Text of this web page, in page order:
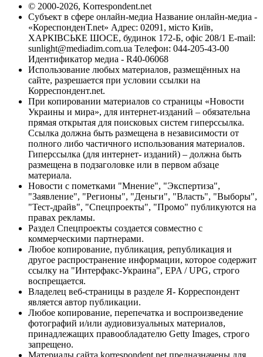
© 2000-2026, Korrespondent.net
Субъект в сфере онлайн-медиа Название онлайн-медиа -
«КореспонденТ.net» Адрес: 02091, місто Київ,
ХАРКІВСЬКЕ ШОСЕ, будинок 172-Б, офіс 208/1 E-mail:
sunlight@mediadim.com.ua Телефон: 044-205-43-00
Идентификатор медиа - R40-06068
Использование любых материалов, размещённых на
сайте, разрешается при условии ссылки на
Корреспондент.net.
При копировании материалов со страницы «Новости
Украины и мира», для интернет-изданий – обязательна
прямая открытая для поисковых систем гиперссылка.
Ссылка должна быть размещена в независимости от
полного либо частичного использования материалов.
Гиперссылка (для интернет- изданий) – должна быть
размещена в подзаголовке или в первом абзаце
материала.
Новости с пометками "Мнение", "Экспертиза",
"Заявление", "Регионы", "Деньги", "Власть", "Выборы",
"Тест-драйв", "Спецпроекты", "Промо" публикуются на
правах рекламы.
Раздел Спецпроекты создается совместно с
коммерческими партнерами.
Любое копирование, публикация, републикация и
другое распространение информации, которое содержит
ссылку на "Интерфакс-Украина", EPA / UPG, строго
воспрещается.
Владелец веб-страницы в разделе Я- Корреспондент
является автор публикации.
Любое копирование, перепечатка и воспроизведение
фотографий и/или аудиовизуальных материалов,
принадлежащих правообладателю Getty Images, строго
запрещено.
Материалы сайта korrespondent.net предназначены для